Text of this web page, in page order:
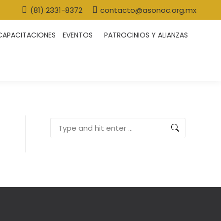
(81) 2331-8372 contacto@asonoc.org.mx
EVENTOS PATROCINIOS Y ALIANZAS
Search: